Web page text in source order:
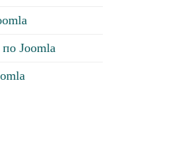
Joomla